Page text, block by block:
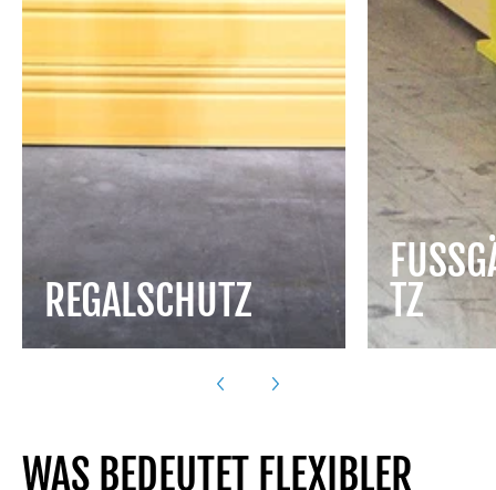
REGALSCHUTZ Z
WAS BEDEUTET FLEXIBLER